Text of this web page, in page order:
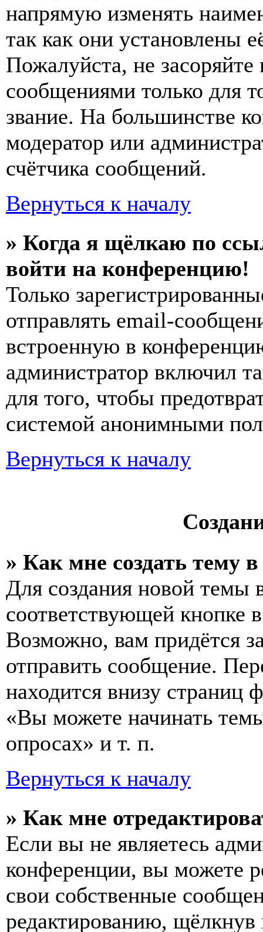
напрямую изменять
так как они установлены
Пожалуйста, не
сообщениями только для
звание. На большинстве
модератор или
счётчика сообщений.
Вернуться к началу
» Когда я щёлкаю по
войти на конференцию!
Только
отправлять email-
встроенную в
администратор включил
для того, чтобы
системой анонимными
Вернуться к началу
» Как мне создать тему
Для создания новой темы
соответствующей кнопке
Возможно, вам придётся
отправить сообщение.
находится внизу
«Вы можете начинать
опросах» и т. п.
Вернуться к началу
» Как мне
Если вы не являетесь
конференции, вы можете
свои собственные
редактированию,